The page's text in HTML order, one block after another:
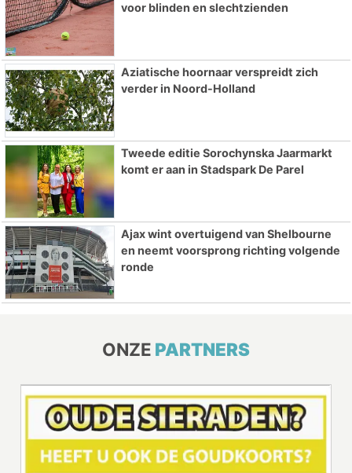
voor blinden en slechtzienden
Aziatische hoornaar verspreidt zich
verder in Noord-Holland
Tweede editie Sorochynska Jaarmarkt
komt er aan in Stadspark De Parel
Ajax wint overtuigend van Shelbourne
en neemt voorsprong richting volgende
ronde
ONZE PARTNERS